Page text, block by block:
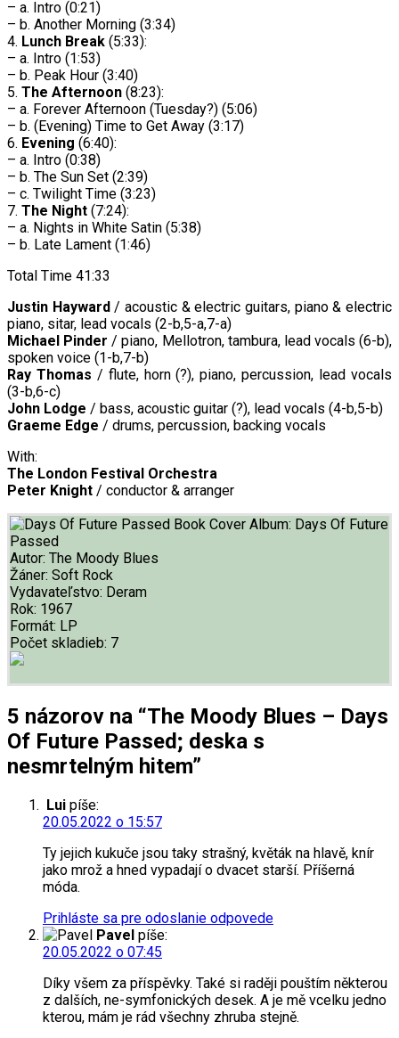
– a. Intro (0:21)
– b. Another Morning (3:34)
4. Lunch Break (5:33):
– a. Intro (1:53)
– b. Peak Hour (3:40)
5. The Afternoon (8:23):
– a. Forever Afternoon (Tuesday?) (5:06)
– b. (Evening) Time to Get Away (3:17)
6. Evening (6:40):
– a. Intro (0:38)
– b. The Sun Set (2:39)
– c. Twilight Time (3:23)
7. The Night (7:24):
– a. Nights in White Satin (5:38)
– b. Late Lament (1:46)
Total Time 41:33
Justin Hayward/ acoustic & electric guitars, piano & electric
piano, sitar, lead vocals (2-b,5-a,7-a)
Michael Pinder / piano, Mellotron, tambura, lead vocals (6-b),
spoken voice (1-b,7-b)
Ray Thomas / flute, horn (?), piano, percussion, lead vocals
(3-b,6-c)
John Lodge / bass, acoustic guitar (?), lead vocals (4-b,5-b)
Graeme Edge / drums, percussion, backing vocals
With:
The London Festival Orchestra
Peter Knight / conductor & arranger
Album: Days Of Future
Passed
Autor: The Moody Blues
Žáner: Soft Rock
Vydavateľstvo: Deram
Rok: 1967
Formát: LP
Počet skladieb: 7
5 názorov na “The Moody Blues – Days
Of Future Passed; deska s
nesmrtelným hitem”
Lui píše:
20.05.2022 o 15:57
Ty jejich kukuče jsou taky strašný, květák na hlavě, knír
jako mrož a hned vypadají o dvacet starší. Příšerná
móda.
Prihláste sa pre odoslanie odpovede
Pavel píše:
20.05.2022 o 07:45
Díky všem za příspěvky. Také si raději pouštím některou
z dalších, ne-symfonických desek. A je mě vcelku jedno
kterou, mám je rád všechny zhruba stejně.